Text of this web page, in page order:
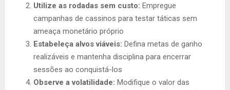
Utilize as rodadas sem custo: Empregue
campanhas de cassinos para testar táticas sem
ameaça monetário próprio
Estabeleça alvos viáveis: Defina metas de ganho
realizáveis e mantenha disciplina para encerrar
sessões ao conquistá-los
Observe a volatilidade: Modifique o valor das